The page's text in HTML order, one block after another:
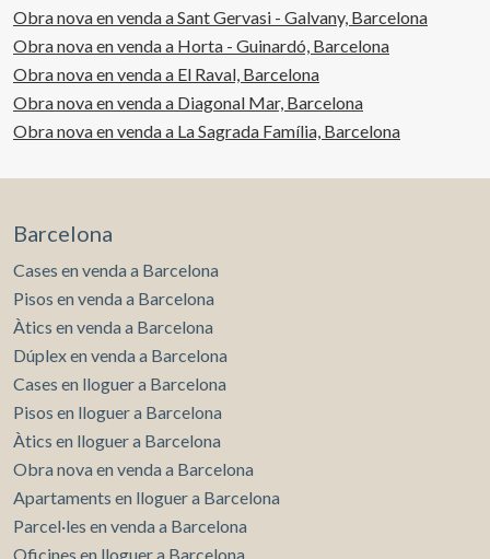
Obra nova en venda a Sant Gervasi - Galvany, Barcelona
Obra nova en venda a Horta - Guinardó, Barcelona
Obra nova en venda a El Raval, Barcelona
Obra nova en venda a Diagonal Mar, Barcelona
Obra nova en venda a La Sagrada Família, Barcelona
Barcelona
Cases en venda a Barcelona
Pisos en venda a Barcelona
Àtics en venda a Barcelona
Dúplex en venda a Barcelona
Cases en lloguer a Barcelona
Pisos en lloguer a Barcelona
Àtics en lloguer a Barcelona
Obra nova en venda a Barcelona
Apartaments en lloguer a Barcelona
Parcel·les en venda a Barcelona
Oficines en lloguer a Barcelona